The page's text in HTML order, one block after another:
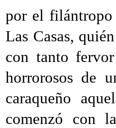
por el filántropo
Las Casas,
con tanto
horrorosos de
caraqueño
comenzó con